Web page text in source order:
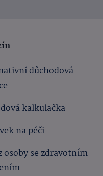
důchodová
kalkulačka
na péči
osoby se zdravotním